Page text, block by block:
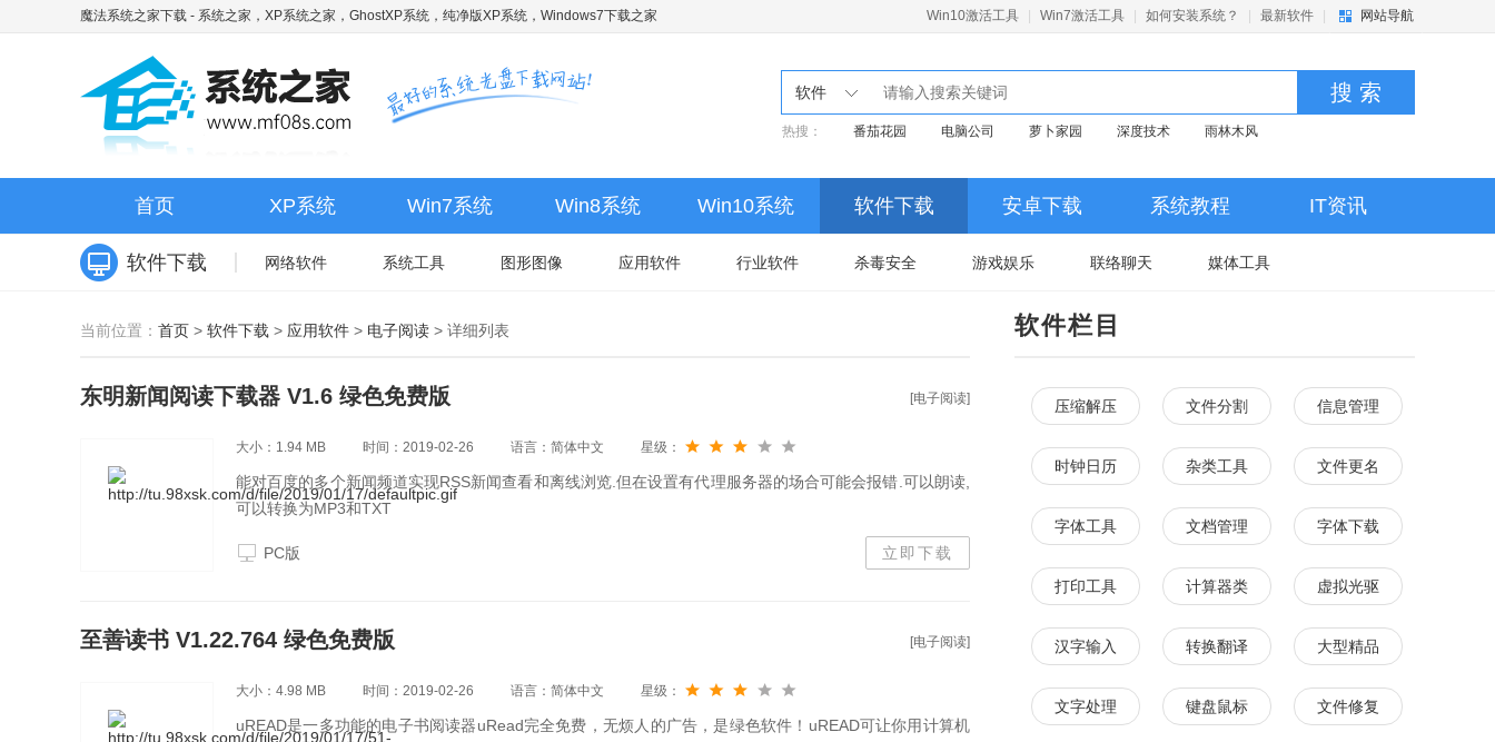
魔法系统之家下载 - 系统之家，XP系统之家，GhostXP系统，纯净版XP系统，Windows7下载之家 Win10激活工具 Win7激活工具 如何安装系统？ 最新软件 网站导航
软件 搜 索
热搜： 番茄花园 电脑公司 萝卜家园 深度技术 雨林木风
首页 XP系统 Win7系统 Win8系统 Win10系统 软件下载 安卓下载 系统教程 IT资讯
软件下载 网络软件 系统工具 图形图像 应用软件 行业软件 杀毒安全 游戏娱乐 联络聊天 媒体工具
当前位置： 首页 > 软件下载 > 应用软件 > 电子阅读 > 详细列表
[电子阅读]
东明新闻阅读下载器 V1.6 绿色免费版
大小：1.94 MB 时间：2019-02-26 语言：简体中文 星级：
能对百度的多个新闻频道实现RSS新闻查看和离线浏览.但在设置有代理服务器的场合可能会报错.可以朗读,
可以转换为MP3和TXT
PC版 立即下载
[电子阅读]
至善读书 V1.22.764 绿色免费版
大小：4.98 MB 时间：2019-02-26 语言：简体中文 星级：
uREAD是一多功能的电子书阅读器uRead完全免费，无烦人的广告，是绿色软件！uREAD可让你用计算机
软件栏目
压缩解压 文件分割 信息管理
时钟日历 杂类工具 文件更名
字体工具 文档管理 字体下载
打印工具 计算器类 虚拟光驱
汉字输入 转换翻译 大型精品
文字处理 键盘鼠标 文件修复